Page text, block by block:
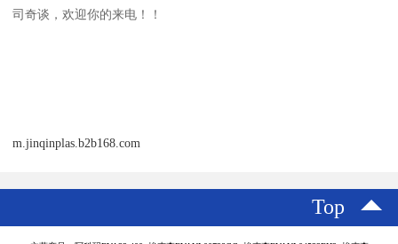
司奇谈，欢迎你的来电！！
m.jinqinplas.b2b168.com
Top